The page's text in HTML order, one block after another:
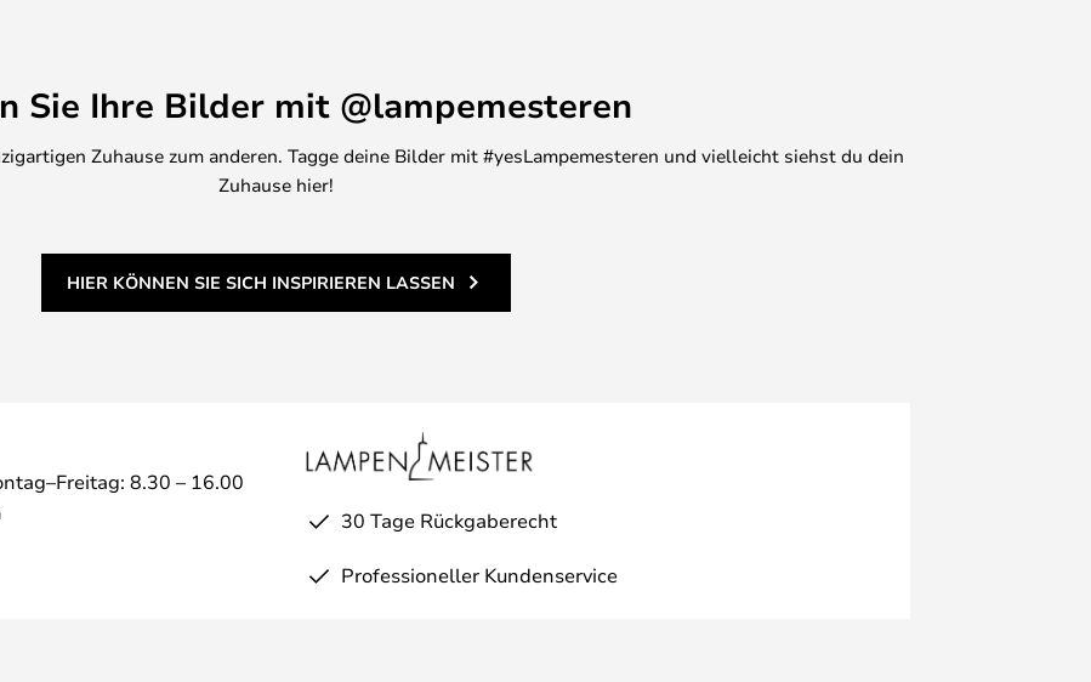
kann, alles zu Hause zu
Sie Ihre Bilder mit @lampemesteren
Zuhause zum anderen. Tagge deine Bilder mit #yesLampemesteren und vielleicht siehst du dein
Zuhause hier!
HIER KÖNNEN SIE SICH INSPIRIEREN LASSEN
8.30 – 16.00
30 Tage Rückgaberecht
Professioneller Kundenservice